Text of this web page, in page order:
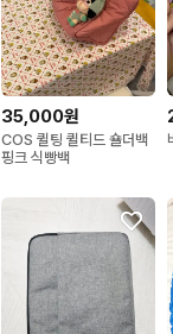
35,000원
COS 퀼팅 퀼티드 숄더백
핑크 식빵백